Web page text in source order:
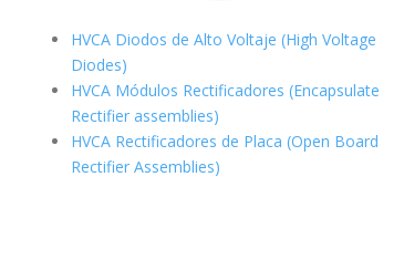
HVCA Diodos de Alto Voltaje (High Voltage
Diodes)
HVCA Módulos Rectificadores (Encapsulate
Rectifier assemblies)
HVCA Rectificadores de Placa (Open Board
Rectifier Assemblies)